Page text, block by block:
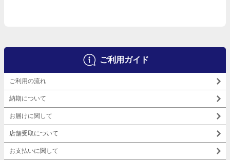
ご利用ガイド
ご利用の流れ
納期について
お届けに関して
店舗受取について
お支払いに関して